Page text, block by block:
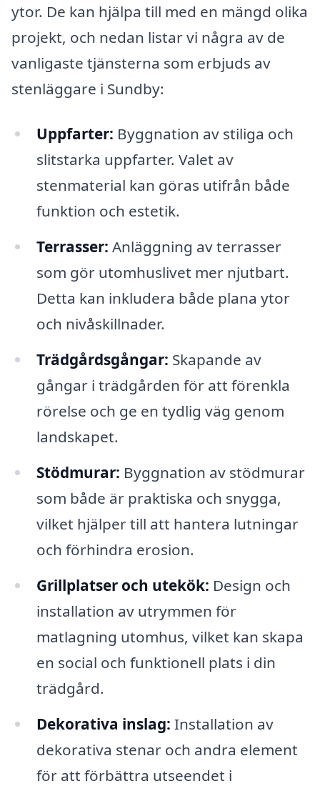
ytor. De kan hjälpa till med en mängd olika
projekt, och nedan listar vi några av de
vanligaste tjänsterna som erbjuds av
stenläggare i Sundby:
Uppfarter: Byggnation av stiliga och
slitstarka uppfarter. Valet av
stenmaterial kan göras utifrån både
funktion och estetik.
Terrasser: Anläggning av terrasser
som gör utomhuslivet mer njutbart.
Detta kan inkludera både plana ytor
och nivåskillnader.
Trädgårdsgångar: Skapande av
gångar i trädgården för att förenkla
rörelse och ge en tydlig väg genom
landskapet.
Stödmurar: Byggnation av stödmurar
som både är praktiska och snygga,
vilket hjälper till att hantera lutningar
och förhindra erosion.
Grillplatser och utekök: Design och
installation av utrymmen för
matlagning utomhus, vilket kan skapa
en social och funktionell plats i din
trädgård.
Dekorativa inslag: Installation av
dekorativa stenar och andra element
för att förbättra utseendet i